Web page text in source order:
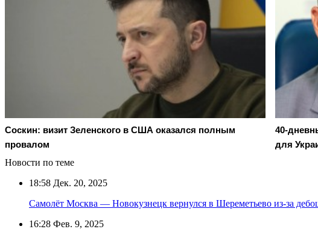
Соскин: визит Зеленского в США оказался полным
провалом
40-
для
Новости по теме
18:58 Дек. 20, 2025
Самолёт Москва — Новокузнецк вернулся в Шереметьево из-за
16:28 Фев. 9, 2025